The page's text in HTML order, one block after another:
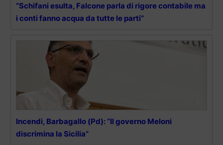
“Schifani esulta, Falcone parla di rigore contabile ma
i conti fanno acqua da tutte le parti”
Incendi, Barbagallo (Pd): “Il governo Meloni
discrimina la Sicilia”